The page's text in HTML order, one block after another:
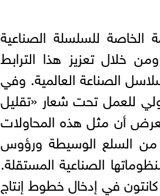
للسلسلة الصناعية
خلال تعزيز هذا الترابط
الصناعة العالمية. وفي
للعمل تحت شعار «تقليل
أن مثل هذه المحاولات
من السلع الوسيطة ورؤوس
الصناعية المستقلة.
في إدخال خطوط إنتاج